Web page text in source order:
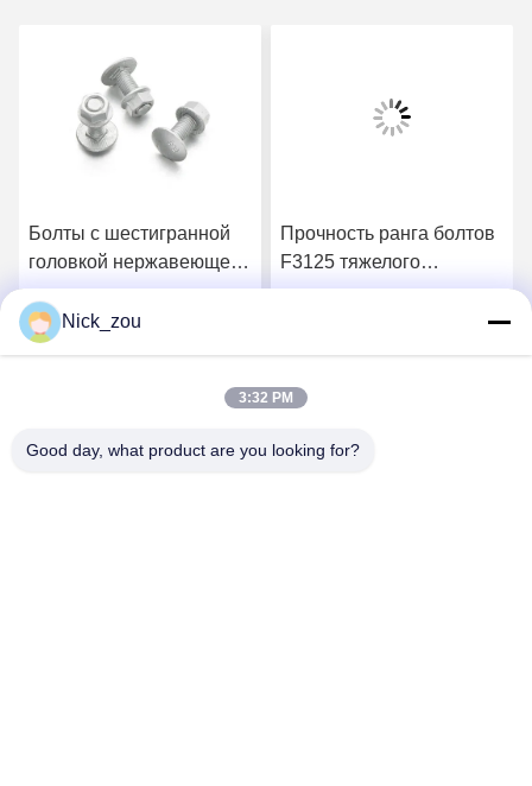
Болты с шестигранной
головкой нержавеющей
стали ASTM A307 и
чокнутые болты тренера
экипажа M5
Прочность ранга болтов
F3125 тяжелого
наговора черноты
Nick_zou
3:32 PM
Good day, what product are you looking for?